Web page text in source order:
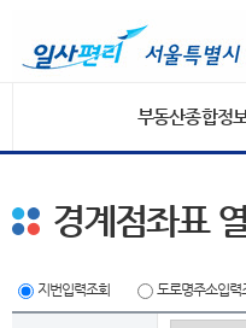
부동산종합정보
경계점좌표
지번입력조회 도로명주소입력